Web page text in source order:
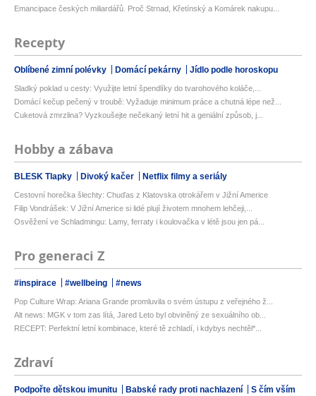
Emancipace českých miliardářů. Proč Strnad, Křetínský a Komárek nakupu...
Recepty
Oblíbené zimní polévky Domácí pekárny Jídlo podle horoskopu
Sladký poklad u cesty: Využijte letní špendlíky do tvarohového koláče,...
Domácí kečup pečený v troubě: Vyžaduje minimum práce a chutná lépe než...
Cuketová zmrzlina? Vyzkoušejte nečekaný letní hit a geniální způsob, j...
Hobby a zábava
BLESK Tlapky Divoký kačer Netflix filmy a seriály
Cestovní horečka šlechty: Chuďas z Klatovska otrokářem v Jižní Americe
Filip Vondrášek: V Jižní Americe si lidé plují životem mnohem lehčeji,...
Osvěžení ve Schladmingu: Lamy, ferraty i koulovačka v létě jsou jen pá...
Pro generaci Z
#inspirace #wellbeing #news
Pop Culture Wrap: Ariana Grande promluvila o svém ústupu z veřejného ž...
Alt news: MGK v tom zas lítá, Jared Leto byl obviněný ze sexuálního ob...
RECEPT: Perfektní letní kombinace, které tě zchladí, i kdybys nechtěl*...
Zdraví
Podpořte dětskou imunitu Babské rady proti nachlazení
S čím vším